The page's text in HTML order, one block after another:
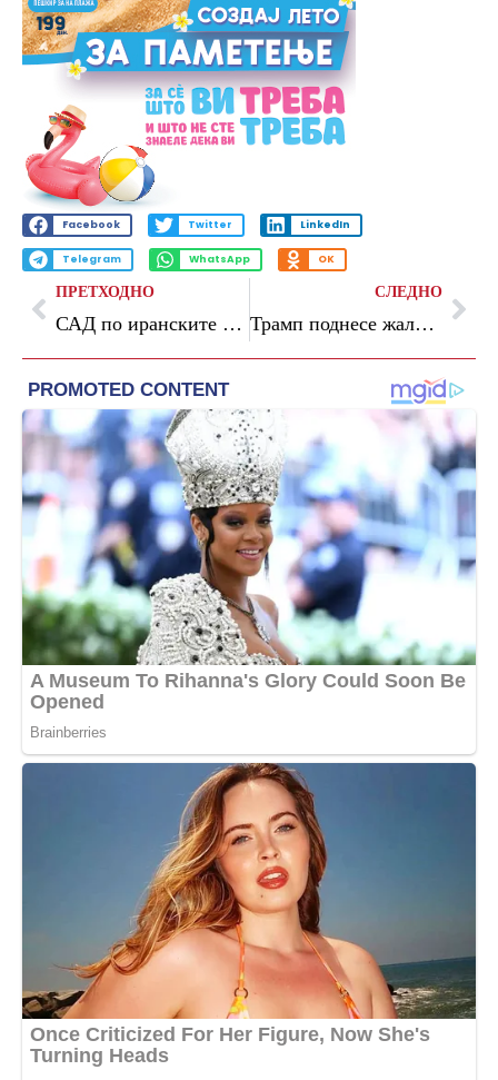
Facebook Twitter LinkedIn
Telegram WhatsApp OK
ПРЕТХОДНО
САД по иранските закани испраќаат засилување во Персиски Залив
СЛЕДНО
Трамп поднесе жалба на пресудата за сексуален напад на новинарка